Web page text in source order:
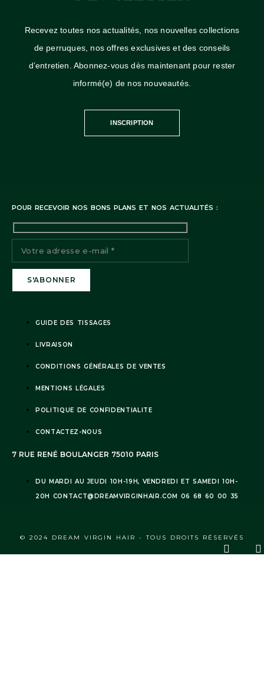
Recevez toutes nos actualités, nos nouvelles collections
de perruques, nos offres exclusives et des conseils
d’entretien. Abonnez-vous dès maintenant pour rester
informé(e) de nos nouveautés.
INSCRIPTION
POUR RECEVOIR NOS BONS PLANS ET NOS ACTUALITÉS :
GUIDE DES TISSAGES
LIVRAISON
CONDITIONS GÉNÉRALES DE VENTES
MENTIONS LÉGALES
POLITIQUE DE CONFIDENTIALITE
CONTACTEZ-NOUS
7 RUE RENÉ BOULANGER 75010 PARIS
DU MARDI AU JEUDI 10H-19H, VENDREDI ET SAMEDI 10H-
20H CONTACT@DREAMVIRGINHAIR.COM 06 68 60 00 35
© 2024 DREAM VIRGIN HAIR - TOUS DROITS RÉSERVÉS